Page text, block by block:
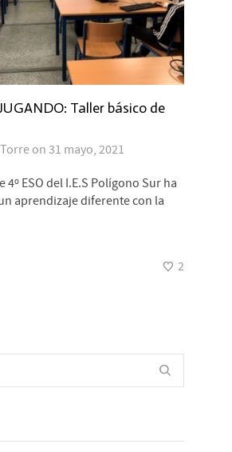
Taller básico de
on 31 mayo, 2021
4º ESO del I.E.S Polígono Sur ha
aprendizaje diferente con la
2